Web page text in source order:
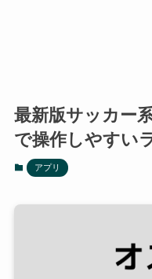
最新版サッカー
で操作しやすい
アプリ